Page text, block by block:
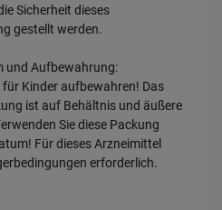
lassen sich Informationen über die
Website sammeln, mit deren Hilfe
beachten Sie, dass Daten hierfür
oder soziale Medien übertragen
Sicherheit dieses
gestellt werden.
und Aufbewahrung:
Kinder aufbewahren! Das
ist auf Behältnis und äußere
Sie diese Packung
Für dieses Arzneimittel
erforderlich.